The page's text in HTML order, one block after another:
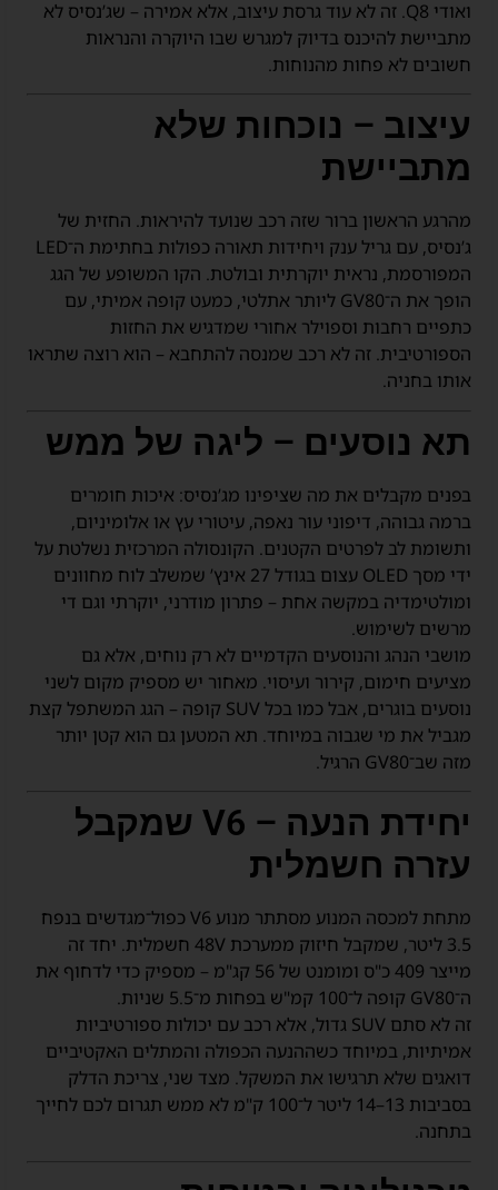
ואודי Q8. זה לא עוד גרסת עיצוב, אלא אמירה – שג’נסיס לא
מתביישת להיכנס בדיוק למגרש שבו היוקרה והנראות
חשובים לא פחות מהנוחות.
עיצוב – נוכחות שלא
מתביישת
מהרגע הראשון ברור שזה רכב שנועד להיראות. החזית של
ג’נסיס, עם גריל ענק ויחידות תאורה כפולות בחתימת ה־LED
המפורסמת, נראית יוקרתית ובולטת. הקו המשופע של הגג
הופך את ה־GV80 ליותר אתלטי, כמעט קופה אמיתי, עם
כתפיים רחבות וספוילר אחורי שמדגיש את החזות
הספורטיבית. זה לא רכב שמנסה להתחבא – הוא רוצה שתראו
אותו בחניה.
תא נוסעים – ליגה של ממש
בפנים מקבלים את מה שציפינו מג’נסיס: איכות חומרים
ברמה גבוהה, דיפוני עור נאפה, עיטורי עץ או אלומיניום,
ותשומת לב לפרטים הקטנים. הקונסולה המרכזית נשלטת על
ידי מסך OLED עצום בגודל 27 אינץ’ שמשלב לוח מחוונים
ומולטימדיה במקשה אחת – פתרון מודרני, יוקרתי וגם די
מרשים לשימוש.
מושבי הנהג והנוסעים הקדמיים לא רק נוחים, אלא גם
מציעים חימום, קירור ועיסוי. מאחור יש מספיק מקום לשני
נוסעים בוגרים, אבל כמו בכל SUV קופה – הגג המשתפל קצת
מגביל את מי שגבוה במיוחד. תא המטען גם הוא קטן יותר
מזה שב־GV80 הרגיל.
יחידת הנעה – V6 שמקבל
עזרה חשמלית
מתחת למכסה המנוע מסתתר מנוע V6 כפול־מגדשים בנפח
3.5 ליטר, שמקבל חיזוק ממערכת 48V חשמלית. יחד זה
מייצר 409 כ"ס ומומנט של 56 קג"מ – מספיק כדי לדחוף את
ה־GV80 קופה ל־100 קמ"ש בפחות מ־5.5 שניות.
זה לא סתם SUV גדול, אלא רכב עם יכולות ספורטיביות
אמיתיות, במיוחד כשההנעה הכפולה והמתלים האקטיביים
דואגים שלא תרגישו את המשקל. מצד שני, צריכת הדלק
בסביבות 13–14 ליטר ל־100 ק"מ לא ממש תגרום לכם לחייך
בתחנה.